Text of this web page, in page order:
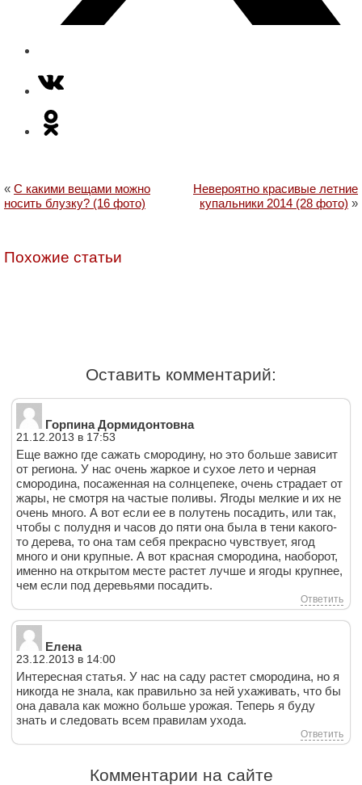
« С какими вещами можно
носить блузку? (16 фото)
Невероятно красивые летние
купальники 2014 (28 фото) »
Похожие статьи
Оставить комментарий:
Горпина Дормидонтовна
21.12.2013 в 17:53
Еще важно где сажать смородину, но это больше зависит
от региона. У нас очень жаркое и сухое лето и черная
смородина, посаженная на солнцепеке, очень страдает от
жары, не смотря на частые поливы. Ягоды мелкие и их не
очень много. А вот если ее в полутень посадить, или так,
чтобы с полудня и часов до пяти она была в тени какого-
то дерева, то она там себя прекрасно чувствует, ягод
много и они крупные. А вот красная смородина, наоборот,
именно на открытом месте растет лучше и ягоды крупнее,
чем если под деревьями посадить.
Ответить
Елена
23.12.2013 в 14:00
Интересная статья. У нас на саду растет смородина, но я
никогда не знала, как правильно за ней ухаживать, что бы
она давала как можно больше урожая. Теперь я буду
знать и следовать всем правилам ухода.
Ответить
Комментарии на сайте